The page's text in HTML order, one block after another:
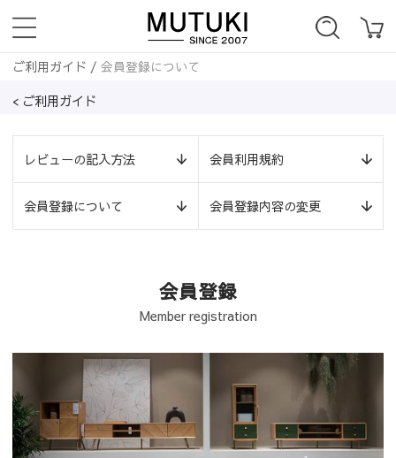
ご利用ガイド /会員登録について
< ご利用ガイド
レビューの記入方法 会員利用規約
会員登録について 会員登録内容の変更
会員登録
Member registration